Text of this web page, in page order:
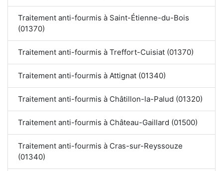
Traitement anti-fourmis à Saint-Étienne-du-Bois
(01370)
Traitement anti-fourmis à Treffort-Cuisiat (01370)
Traitement anti-fourmis à Attignat (01340)
Traitement anti-fourmis à Châtillon-la-Palud (01320)
Traitement anti-fourmis à Château-Gaillard (01500)
Traitement anti-fourmis à Cras-sur-Reyssouze
(01340)